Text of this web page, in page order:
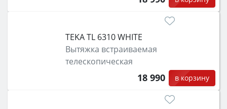
TEKA TL 6310 WHITE
Вытяжка встраиваемая
телескопическая
18 990 в корзину